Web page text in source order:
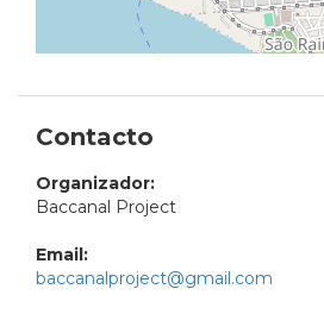
Contacto
Organizador:
Baccanal Project
Email:
baccanalproject@gmail.com